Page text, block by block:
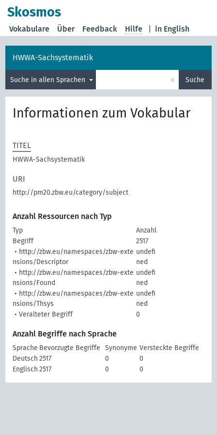
Skosmos
in English
Vokabulare Über Feedback Hilfe
HWWA-Sachsystematik
Suche in allen Sprachen × Suche
Informationen zum Vokabular
TITEL
HWWA-Sachsystematik
URI
http://pm20.zbw.eu/category/subject
Anzahl Ressourcen nach Typ
Typ
Anzahl
Begriff
2517
• http://zbw.eu/namespaces/zbw-exte
nsions/Descriptor
undefi
ned
• http://zbw.eu/namespaces/zbw-exte
nsions/Found
undefi
ned
• http://zbw.eu/namespaces/zbw-exte
nsions/Thsys
undefi
ned
• Veralteter Begriff
0
Anzahl Begriffe nach Sprache
Sprache Bevorzugte Begriffe Synonyme Versteckte Begriffe
Deutsch 2517 0
0
Englisch 2517 0 0